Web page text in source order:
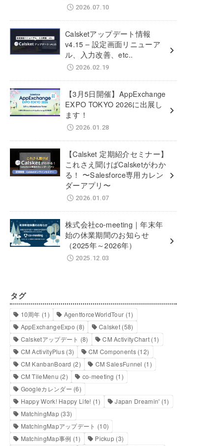
2026.07.10
Calsketアップデート情報
v4.15 – 設定画面リニューア
ル、入力改善、etc..
2026.02.19
【3月5日開催】AppExchange
EXPO TOKYO 2026に出展し
ます！
2026.01.28
【Calsket 定期紹介セミナー】
これさえ聞けばCalsketがわか
る！ 〜Salesforce専用カレン
ダーアプリ〜
2026.01.07
株式会社co-meeting｜年末年
始の休業期間のお知らせ
（2025年～2026年）
2025.12.03
タグ
10周年 (1) AgentforceWorldTour (1)
AppExchangeExpo (8) Calsket (58)
Calsketアップデート (8) CM ActivityChart (1)
CM ActivityPlus (3) CM Components(12)
CM KanbanBoard (2) CM SalesFunnel (1)
CM TileMenu (2) co-meeting (1)
Googleカレンダー (6)
Happy Work! Happy Life! (1) Japan Dreamin' (1)
MatchingMap(33)
MatchingMapアップデート (10)
MatchingMap事例 (1) Pickup (3)